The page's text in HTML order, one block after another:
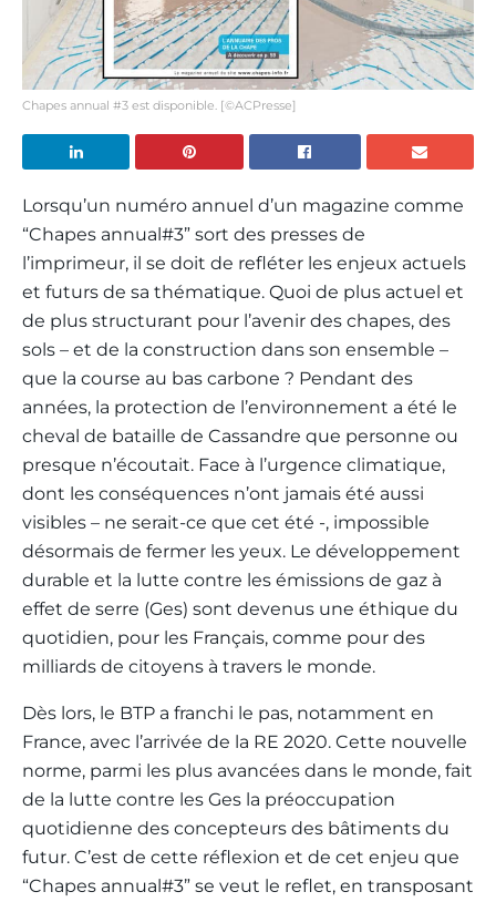
Chapes annual #3 est disponible. [©ACPresse]
Lorsqu’un numéro annuel d’un magazine comme
“Chapes annual#3” sort des presses de
l’imprimeur, il se doit de refléter les enjeux actuels
et futurs de sa thématique. Quoi de plus actuel et
de plus structurant pour l’avenir des chapes, des
sols – et de la construction dans son ensemble –
que la course au bas carbone ? Pendant des
années, la protection de l’environnement a été le
cheval de bataille de Cassandre que personne ou
presque n’écoutait. Face à l’urgence climatique,
dont les conséquences n’ont jamais été aussi
visibles – ne serait-ce que cet été -, impossible
désormais de fermer les yeux. Le développement
durable et la lutte contre les émissions de gaz à
effet de serre (Ges) sont devenus une éthique du
quotidien, pour les Français, comme pour des
milliards de citoyens à travers le monde.
Dès lors, le BTP a franchi le pas, notamment en
France, avec l’arrivée de la RE 2020. Cette nouvelle
norme, parmi les plus avancées dans le monde, fait
de la lutte contre les Ges la préoccupation
quotidienne des concepteurs des bâtiments du
futur. C’est de cette réflexion et de cet enjeu que
“Chapes annual#3” se veut le reflet, en transposant